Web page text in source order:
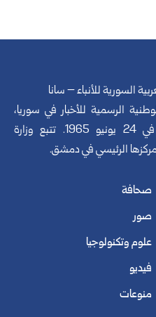
السورية للأنباء – سانا
الرسمية للأخبار في سوريا،
تأسست في 24 يونيو 1965. تتبع وزارة
الرئيسي في دمشق.
صحافة
صور
علوم وتكنولوجيا
فيديو
منوعات